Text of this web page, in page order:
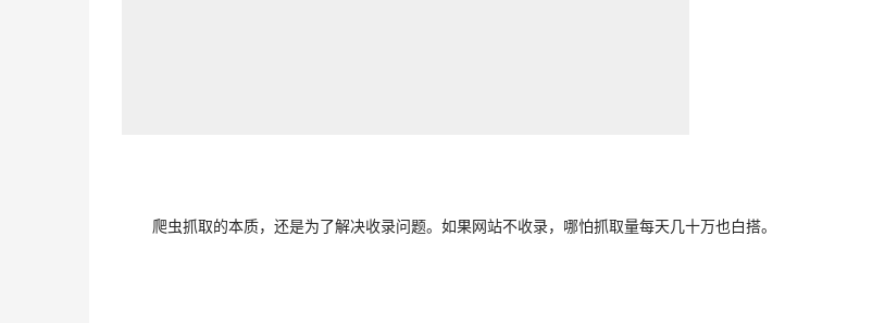
爬虫抓取的本质，还是为了解决收录问题。如果网站不收录，哪怕抓取量每天几十万也白搭。